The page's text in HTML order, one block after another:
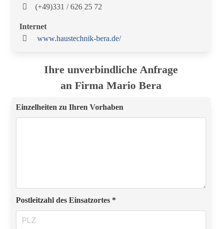
(+49)331 / 626 25 72
Internet
www.haustechnik-bera.de/
Ihre unverbindliche Anfrage
an Firma Mario Bera
Einzelheiten zu Ihren Vorhaben
Postleitzahl des Einsatzortes *